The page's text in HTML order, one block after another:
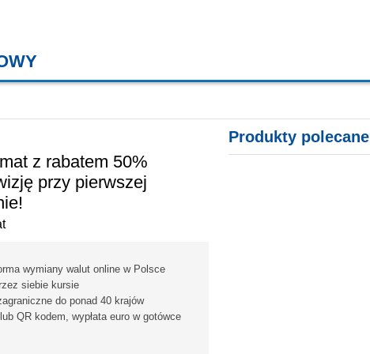
z rabatem 50%
przy pierwszej
wymiany walut online w Polsce
siebie kursie
do ponad 40 krajów
QR kodem, wypłata euro w gotówce
Produkty polecane